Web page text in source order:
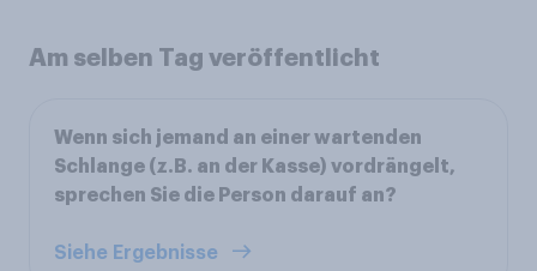
Am selben Tag veröffentlicht
Wenn sich jemand an einer wartenden
Schlange (z.B. an der Kasse) vordrängelt,
sprechen Sie die Person darauf an?
Siehe Ergebnisse